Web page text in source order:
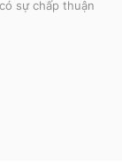
sự chấp thuận